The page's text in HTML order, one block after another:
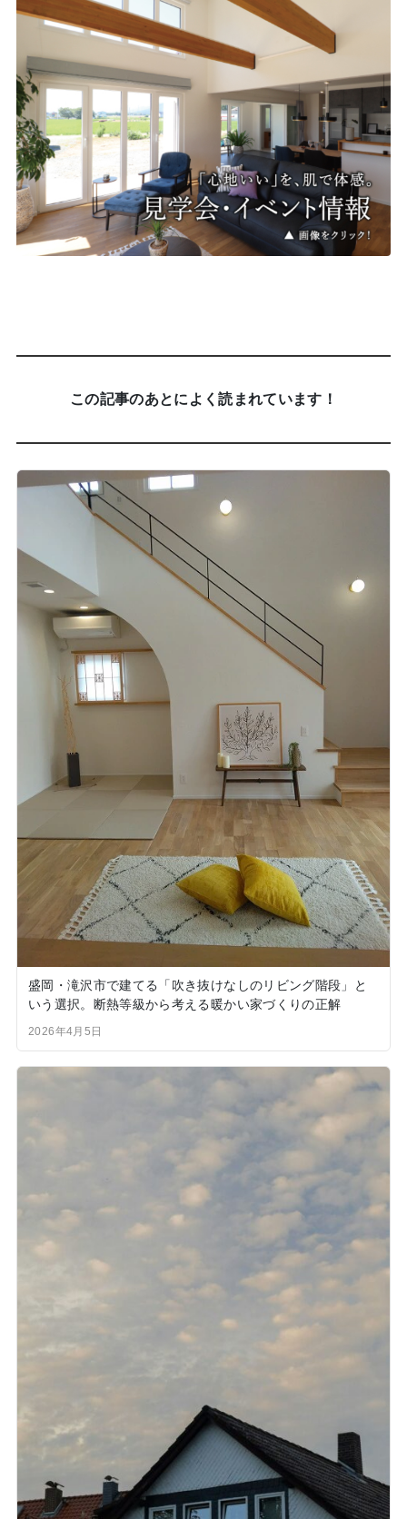
この記事のあとによく読まれています！
盛岡・滝沢市で建てる「吹き抜けなしのリビング階段」と
いう選択。断熱等級から考える暖かい家づくりの正解
2026年4月5日